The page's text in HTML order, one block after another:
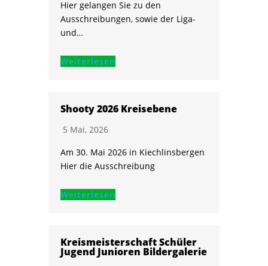
Hier gelangen Sie zu den
Ausschreibungen, sowie der Liga-
und…
Weiterlesen
Shooty 2026 Kreisebene
5 Mai, 2026
Am 30. Mai 2026 in Kiechlinsbergen
Hier die Ausschreibung
Weiterlesen
Kreismeisterschaft Schüler
Jugend Junioren Bildergalerie